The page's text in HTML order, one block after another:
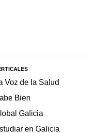
Voz de la Salud
Bien
Galicia
en Galicia